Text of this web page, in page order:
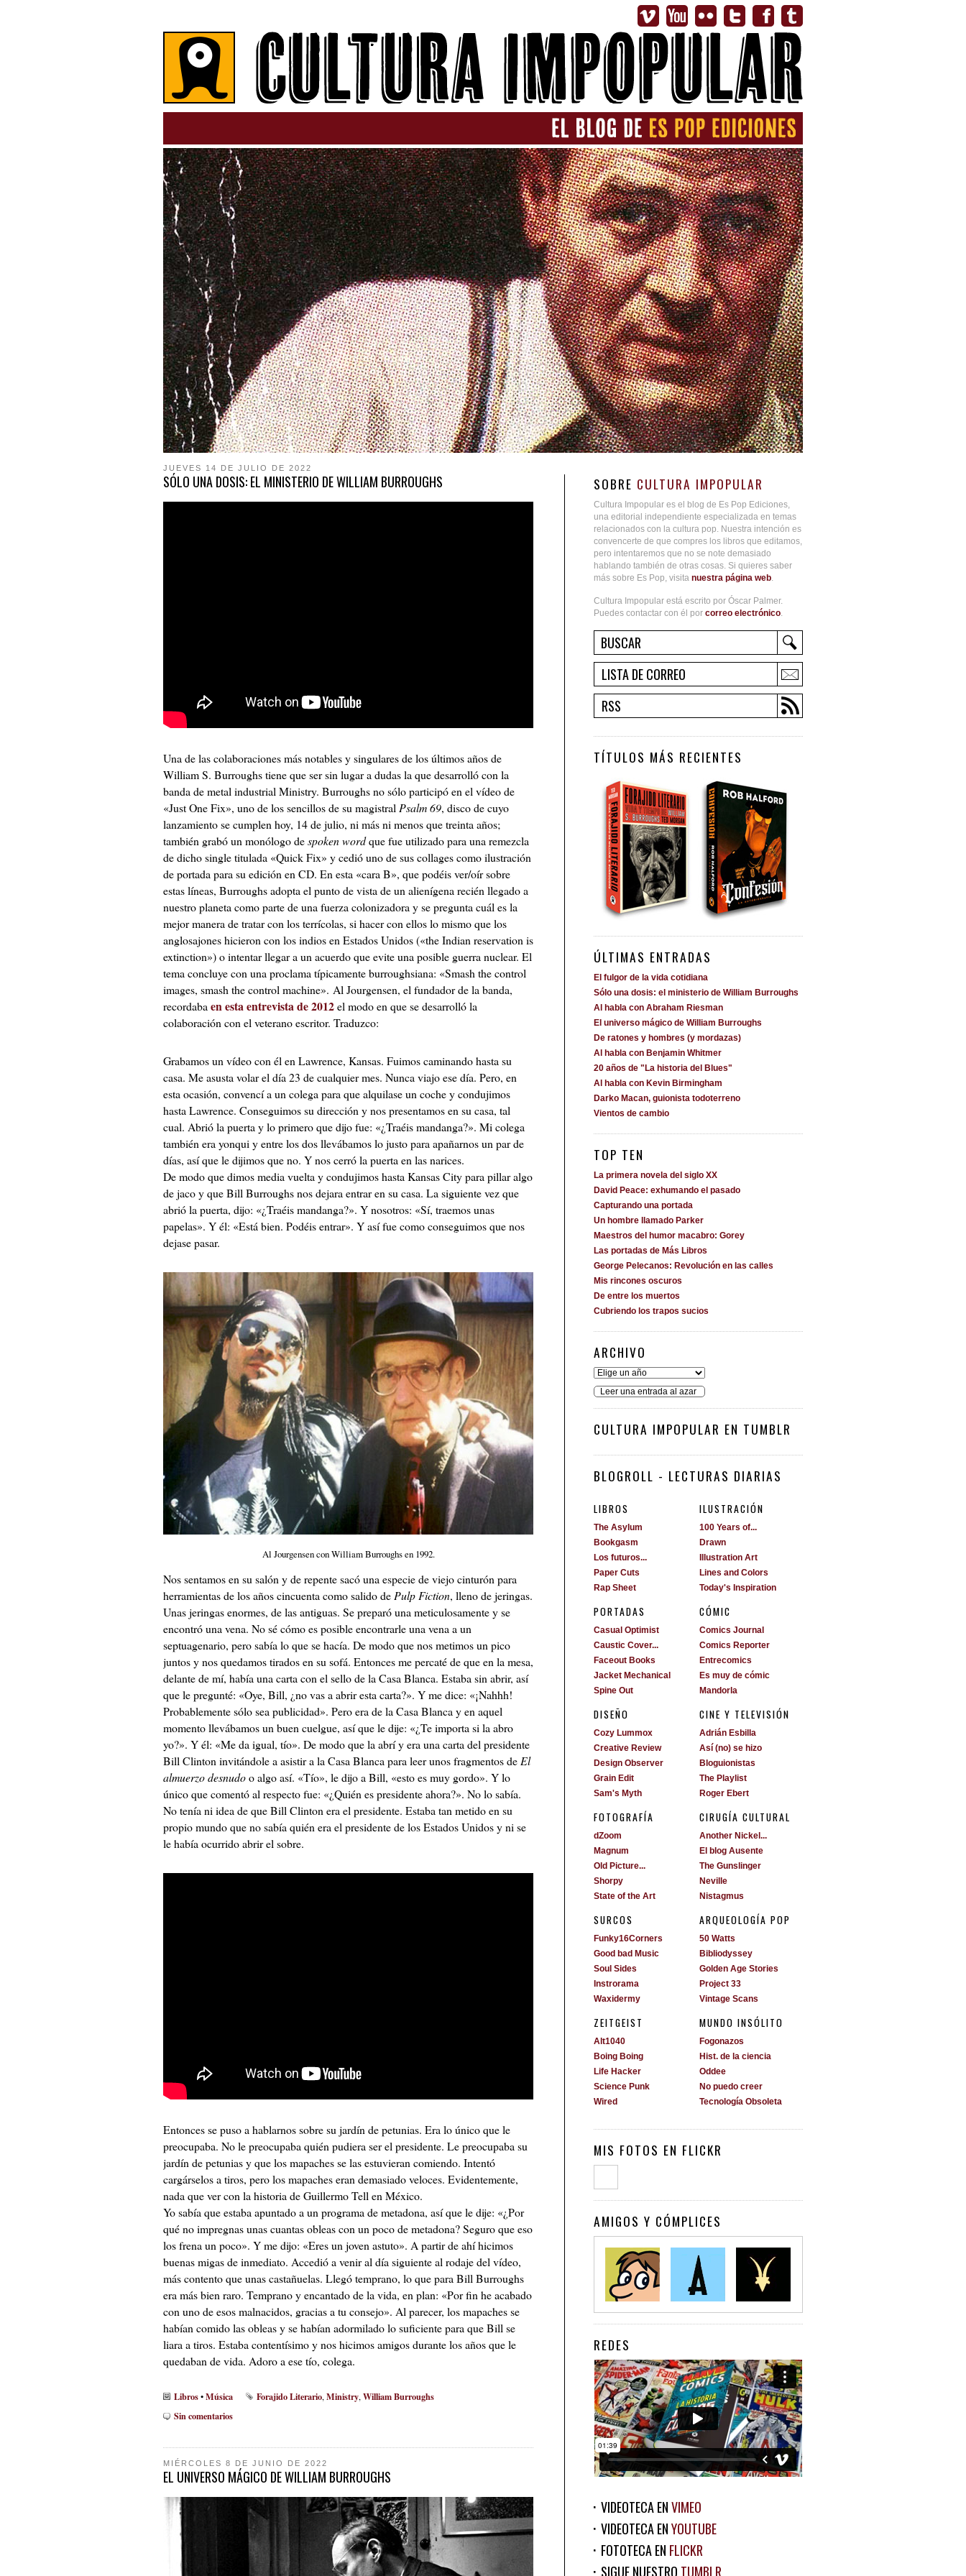
JUEVES 14 DE JULIO DE 2022
SÓLO UNA DOSIS: EL MINISTERIO DE WILLIAM BURROUGHS
Una de las colaboraciones más notables y singulares de los últimos años de
William S. Burroughs tiene que ser sin lugar a dudas la que desarrolló con la
banda de metal industrial Ministry. Burroughs no sólo participó en el vídeo de
«Just One Fix», uno de los sencillos de su magistral Psalm 69, disco de cuyo
lanzamiento se cumplen hoy, 14 de julio, ni más ni menos que treinta años;
también grabó un monólogo despoken wordque fue utilizado para una remezcla
de dicho single titulada «Quick Fix» y cedió uno de sus collages como ilustración
de portada para su edición en CD. En esta «cara B», que podéis ver/oír sobre
estas líneas, Burroughs adopta el punto de vista de un alienígena recién llegado a
nuestro planeta como parte de una fuerza colonizadora y se pregunta cuál es la
mejor manera de tratar con los terrícolas, si hacer con ellos lo mismo que los
anglosajones hicieron con los indios en Estados Unidos («the Indian reservation is
extinction») o intentar llegar a un acuerdo que evite una posible guerra nuclear. El
tema concluye con una proclama típicamente burroughsiana: «Smash the control
images, smash the control machine». Al Jourgensen, el fundador de la banda,
recordaba en esta entrevista de 2012el modo en que se desarrolló la
colaboración con el veterano escritor. Traduzco:
Grabamos un vídeo con él en Lawrence, Kansas. Fuimos caminando hasta su
casa. Me asusta volar el día 23 de cualquier mes. Nunca viajo ese día. Pero, en
esta ocasión, convencí a un colega para que alquilase un coche y condujimos
hasta Lawrence. Conseguimos su dirección y nos presentamos en su casa, tal
cual. Abrió la puerta y lo primero que dijo fue: «¿Traéis mandanga?». Mi colega
también era yonqui y entre los dos llevábamos lo justo para apañarnos un par de
días, así que le dijimos que no. Y nos cerró la puerta en las narices.
De modo que dimos media vuelta y condujimos hasta Kansas City para pillar algo
de jaco y que Bill Burroughs nos dejara entrar en su casa. La siguiente vez que
abrió la puerta, dijo: «¿Traéis mandanga?». Y nosotros: «Sí, traemos unas
papelas». Y él: «Está bien. Podéis entrar». Y así fue como conseguimos que nos
dejase pasar.
Al Jourgensen con William Burroughs en 1992.
Nos sentamos en su salón y de repente sacó una especie de viejo cinturón para
herramientas de los años cincuenta como salido de Pulp Fiction, lleno de jeringas.
Unas jeringas enormes, de las antiguas. Se preparó una meticulosamente y se
encontró una vena. No sé cómo es posible encontrarle una vena a un
septuagenario, pero sabía lo que se hacía. De modo que nos metimos un pico
juntos y nos quedamos tirados en su sofá. Entonces me percaté de que en la mesa,
delante de mí, había una carta con el sello de la Casa Blanca. Estaba sin abrir, así
que le pregunté: «Oye, Bill, ¿no vas a abrir esta carta?». Y me dice: «¡Nahhh!
Probablemente sólo sea publicidad». Pero era de la Casa Blanca y en aquel
momento llevábamos un buen cuelgue, así que le dije: «¿Te importa si la abro
yo?». Y él: «Me da igual, tío». De modo que la abrí y era una carta del presidente
Bill Clinton invitándole a asistir a la Casa Blanca para leer unos fragmentos de El
almuerzo desnudoo algo así. «Tío», le dijo a Bill, «esto es muy gordo». Y lo
único que comentó al respecto fue: «¿Quién es presidente ahora?». No lo sabía.
No tenía ni idea de que Bill Clinton era el presidente. Estaba tan metido en su
propio mundo que no sabía quién era el presidente de los Estados Unidos y ni se
le había ocurrido abrir el sobre.
Entonces se puso a hablarnos sobre su jardín de petunias. Era lo único que le
preocupaba. No le preocupaba quién pudiera ser el presidente. Le preocupaba su
jardín de petunias y que los mapaches se las estuvieran comiendo. Intentó
cargárselos a tiros, pero los mapaches eran demasiado veloces. Evidentemente,
nada que ver con la historia de Guillermo Tell en México.
Yo sabía que estaba apuntado a un programa de metadona, así que le dije: «¿Por
qué no impregnas unas cuantas obleas con un poco de metadona? Seguro que eso
los frena un poco». Y me dijo: «Eres un joven astuto». A partir de ahí hicimos
buenas migas de inmediato. Accedió a venir al día siguiente al rodaje del vídeo,
más contento que unas castañuelas. Llegó temprano, lo que para Bill Burroughs
era más bien raro. Temprano y encantado de la vida, en plan: «Por fin he acabado
con uno de esos malnacidos, gracias a tu consejo». Al parecer, los mapaches se
habían comido las obleas y se habían adormilado lo suficiente para que Bill se
liara a tiros. Estaba contentísimo y nos hicimos amigos durante los años que le
quedaban de vida. Adoro a ese tío, colega.
Libros•Música Forajido Literario, Ministry, William Burroughs
Sin comentarios
MIÉRCOLES 8 DE JUNIO DE 2022
EL UNIVERSO MÁGICO DE WILLIAM BURROUGHS
SOBRE CULTURA IMPOPULAR
Cultura Impopular es el blog de Es Pop Ediciones,
una editorial independiente especializada en temas
relacionados con la cultura pop. Nuestra intención es
convencerte de que compres los libros que editamos,
pero intentaremos que no se note demasiado
hablando también de otras cosas. Si quieres saber
más sobre Es Pop, visita nuestra página web
Cultura Impopular está escrito por Óscar Palmer.
Puedes contactar con él por correo electrónico
LISTA DE CORREO
RSS
TÍTULOS MÁS RECIENTES
ÚLTIMAS ENTRADAS
El fulgor de la vida cotidiana
Sólo una dosis: el ministerio de William Burroughs
Al habla con Abraham Riesman
El universo mágico de William Burroughs
De ratones y hombres (y mordazas)
Al habla con Benjamin Whitmer
20 años de "La historia del Blues"
Al habla con Kevin Birmingham
Darko Macan, guionista todoterreno
Vientos de cambio
TOP TEN
La primera novela del siglo XX
David Peace: exhumando el pasado
Capturando una portada
Un hombre llamado Parker
Maestros del humor macabro: Gorey
Las portadas de Más Libros
George Pelecanos: Revolución en las calles
Mis rincones oscuros
De entre los muertos
Cubriendo los trapos sucios
ARCHIVO
Leer una entrada al azar
CULTURA IMPOPULAR EN TUMBLR
BLOGROLL - LECTURAS DIARIAS
LIBROS
The Asylum
Bookgasm
Los futuros...
Paper Cuts
Rap Sheet
PORTADAS
Casual Optimist
Caustic Cover...
Faceout Books
Jacket Mechanical
Spine Out
DISEÑO
Cozy Lummox
Creative Review
Design Observer
Grain Edit
Sam's Myth
FOTOGRAFÍA
dZoom
Magnum
Old Picture...
Shorpy
State of the Art
SURCOS
Funky16Corners
Good bad Music
Soul Sides
Instrorama
Waxidermy
ZEITGEIST
Alt1040
Boing Boing
Life Hacker
Science Punk
Wired
ILUSTRACIÓN
100 Years of...
Drawn
Illustration Art
Lines and Colors
Today's Inspiration
CÓMIC
Comics Journal
Comics Reporter
Entrecomics
Es muy de cómic
Mandorla
CINE Y TELEVISIÓN
Adrián Esbilla
Así (no) se hizo
Bloguionistas
The Playlist
Roger Ebert
CIRUGÍA CULTURAL
Another Nickel...
El blog Ausente
The Gunslinger
Neville
Nistagmus
ARQUEOLOGÍA POP
50 Watts
Bibliodyssey
Golden Age Stories
Project 33
Vintage Scans
MUNDO INSÓLITO
Fogonazos
Hist. de la ciencia
Oddee
No puedo creer
Tecnología Obsoleta
MIS FOTOS EN FLICKR
AMIGOS Y CÓMPLICES
REDES
VIDEOTECA ENVIMEO
VIDEOTECA ENYOUTUBE
FOTOTECA EN FLICKR
SIGUE NUESTRO TUMBLR